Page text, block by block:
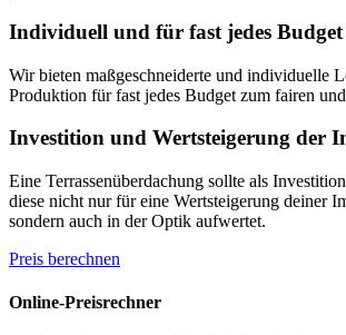
Individuell und für fast jedes Budget
Wir bieten maßgeschneiderte und individuelle
Produktion für fast jedes Budget zum fairen
Investition und Wertsteigerung der
Eine Terrassenüberdachung sollte als
diese nicht nur für eine Wertsteigerung deiner
sondern auch in der Optik aufwertet.
Preis berechnen
Online-Preisrechner